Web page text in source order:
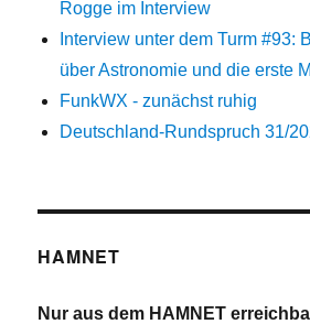
Rogge im Interview
Interview unter dem Turm #93:
über Astronomie und die erste
FunkWX - zunächst ruhig
Deutschland-Rundspruch 31/
HAMNET
Nur aus dem HAMNET